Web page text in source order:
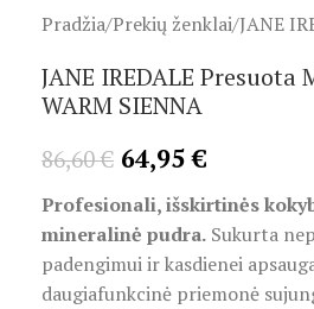
Pradžia/Prekių ženklai/JANE
JANE IREDALE
WARM SIENNA
86,60€ 64,95€
Profesionali, išskirtinės
mineralinė pudra. Sukurta
padengimui ir kasdienei
daugiafunkcinė priemonė